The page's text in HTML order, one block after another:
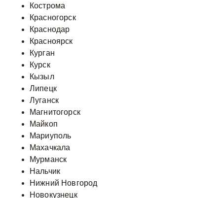
Кострома
Красногорск
Краснодар
Красноярск
Курган
Курск
Кызыл
Липецк
Луганск
Магнитогорск
Майкоп
Мариуполь
Махачкала
Мурманск
Нальчик
Нижний Новгород
Новокузнецк